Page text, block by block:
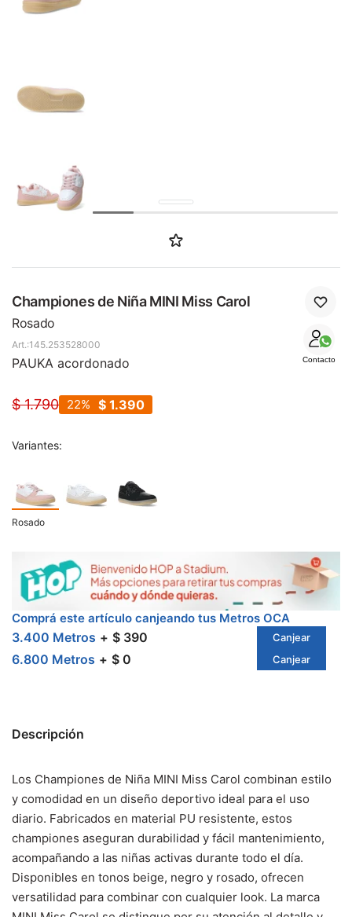
Championes de Niña MINI Miss Carol
Rosado
Contacto
145.253528000
PAUKA acordonado
$ 1.790 $ 1.390
22
Variantes:
Rosado
Comprá este artículo canjeando tus Metros OCA
3.400 Metros $ 390 Canjear
6.800 Metros $ 0 Canjear
Descripción
Los Championes de Niña MINI Miss Carol combinan estilo
y comodidad en un diseño deportivo ideal para el uso
diario. Fabricados en material PU resistente, estos
championes aseguran durabilidad y fácil mantenimiento,
acompañando a las niñas activas durante todo el día.
Disponibles en tonos beige, negro y rosado, ofrecen
versatilidad para combinar con cualquier look. La marca